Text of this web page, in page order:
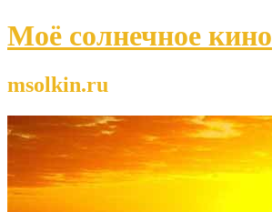
Моё солнечное кино
msolkin.ru